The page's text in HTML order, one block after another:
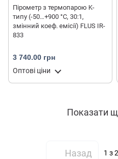
Пірометр з термопарою K-
типу (-50…+900 °С, 30:1,
змінний коеф. емісії) FLUS IR-
833
3 740.00 грн
Оптові ціни
Показати
Назад 1 з 2